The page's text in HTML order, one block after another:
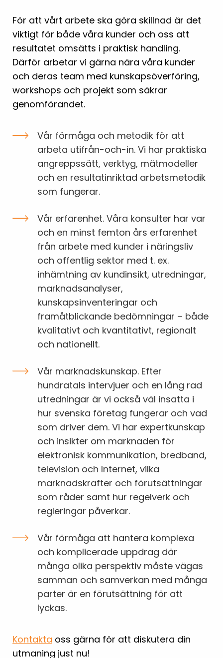
För att vårt arbete ska göra skillnad är det
viktigt för både våra kunder och oss att
resultatet omsätts i praktisk handling.
Därför arbetar vi gärna nära våra kunder
och deras team med kunskapsöverföring,
workshops och projekt som säkrar
genomförandet.
Vår förmåga och metodik för att
arbeta utifrån-och-in. Vi har praktiska
angreppssätt, verktyg, mätmodeller
och en resultatinriktad arbetsmetodik
som fungerar.
Vår erfarenhet. Våra konsulter har var
och en minst femton års erfarenhet
från arbete med kunder i näringsliv
och offentlig sektor med t. ex.
inhämtning av kundinsikt, utredningar,
marknadsanalyser,
kunskapsinventeringar och
framåtblickande bedömningar – både
kvalitativt och kvantitativt, regionalt
och nationellt.
Vår marknadskunskap. Efter
hundratals intervjuer och en lång rad
utredningar är vi också väl insatta i
hur svenska företag fungerar och vad
som driver dem. Vi har expertkunskap
och insikter om marknaden för
elektronisk kommunikation, bredband,
television och Internet, vilka
marknadskrafter och förutsättningar
som råder samt hur regelverk och
regleringar påverkar.
Vår förmåga att hantera komplexa
och komplicerade uppdrag där
många olika perspektiv måste vägas
samman och samverkan med många
parter är en förutsättning för att
lyckas.
Kontakta oss gärna för att diskutera din
utmaning just nu!